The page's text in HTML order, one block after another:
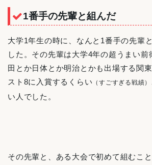
1番手の先輩と組んだ
大学1年生の時に、なんと1番手の先輩
した。その先輩は大学4年の超うまい前
田とか日体とか明治とかも出場する関
スト8に入賞するくらい （すごすぎる戦績）
い人でした。
その先輩と、ある大会で初めて組むこ